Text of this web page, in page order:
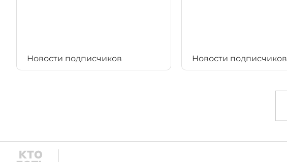
Новости подписчиков Новости подписчиков